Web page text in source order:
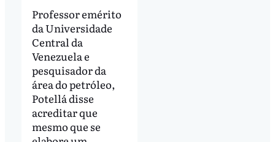
Professor emérito
da Universidade
Central da
Venezuela e
pesquisador da
área do petróleo,
Potellá disse
acreditar que
mesmo que se